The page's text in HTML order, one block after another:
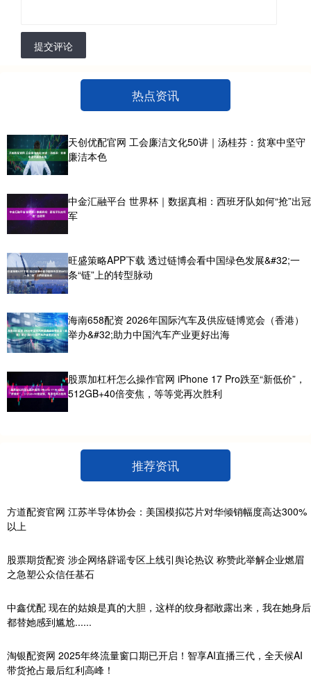
提交评论
热点资讯
天创优配官网 工会廉洁文化50讲｜汤桂芬：贫寒中坚守
廉洁本色
中金汇融平台 世界杯｜数据真相：西班牙队如何“抢”出冠
军
旺盛策略APP下载 透过链博会看中国绿色发展&#32;一
条“链”上的转型脉动
海南658配资 2026年国际汽车及供应链博览会（香港）
举办&#32;助力中国汽车产业更好出海
股票加杠杆怎么操作官网 iPhone 17 Pro跌至“新低价”，
512GB+40倍变焦，等等党再次胜利
推荐资讯
方道配资官网 江苏半导体协会：美国模拟芯片对华倾销幅度高达300%
以上
股票期货配资 涉企网络辟谣专区上线引舆论热议 称赞此举解企业燃眉
之急塑公众信任基石
中鑫优配 现在的姑娘是真的大胆，这样的纹身都敢露出来，我在她身后
都替她感到尴尬......
淘银配资网 2025年终流量窗口期已开启！智享AI直播三代，全天候AI
带货抢占最后红利高峰！